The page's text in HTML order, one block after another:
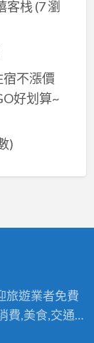
客栈(7 瀏
宿不漲價
好划算~
)
旅遊業者免費
費,美食,交通…